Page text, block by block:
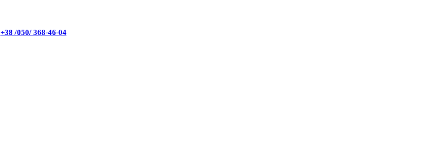
+38 /050/ 368-46-04